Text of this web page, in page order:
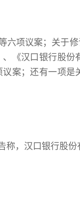
六项议案；关于
《汉口银行股
案；还有一项
称，汉口银行股